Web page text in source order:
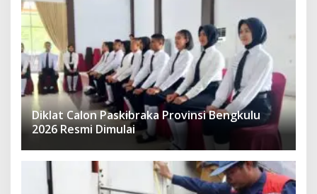
Diklat Calon Paskibraka Provinsi Bengkulu
2026 Resmi Dimulai